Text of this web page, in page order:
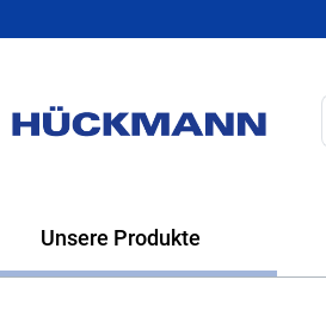
Unsere Produkte